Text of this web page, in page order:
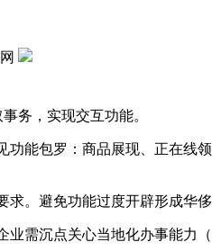
务，实现交互功能。
包罗：商品展现、正在线
避免功能过度开辟形成华侈
沉点关心当地化办事能力